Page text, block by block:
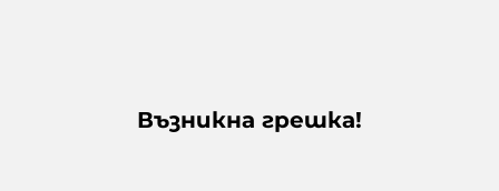
Възникна грешка!